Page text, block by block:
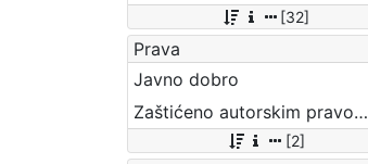
[32]
Prava
Javno dobro
Zaštićeno autorskim pravom
[2]